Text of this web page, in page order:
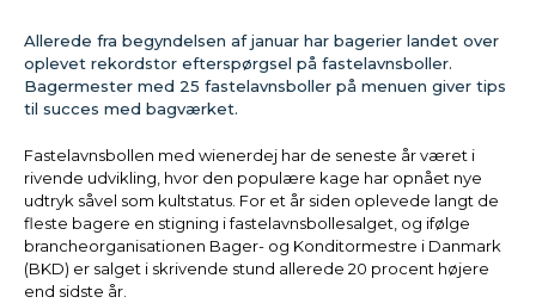
Allerede fra begyndelsen af januar har bagerier landet over
oplevet rekordstor efterspørgsel på fastelavnsboller.
Bagermester med 25 fastelavnsboller på menuen giver tips
til succes med bagværket.
Fastelavnsbollen med wienerdej har de seneste år været i
rivende udvikling, hvor den populære kage har opnået nye
udtryk såvel som kultstatus. For et år siden oplevede langt de
fleste bagere en stigning i fastelavnsbollesalget, og ifølge
brancheorganisationen Bager- og Konditormestre i Danmark
(BKD) er salget i skrivende stund allerede 20 procent højere
end sidste år.